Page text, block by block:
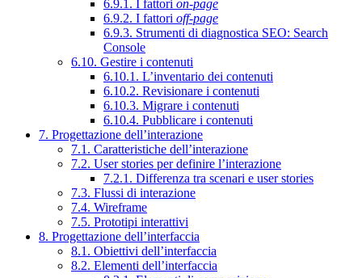
6.9.1. I fattori on-page
6.9.2. I fattori off-page
6.9.3. Strumenti di diagnostica SEO: Search
Console
6.10. Gestire i contenuti
6.10.1. L’inventario dei contenuti
6.10.2. Revisionare i contenuti
6.10.3. Migrare i contenuti
6.10.4. Pubblicare i contenuti
7. Progettazione dell’interazione
7.1. Caratteristiche dell’interazione
7.2. User stories per definire l’interazione
7.2.1. Differenza tra scenari e user stories
7.3. Flussi di interazione
7.4. Wireframe
7.5. Prototipi interattivi
8. Progettazione dell’interfaccia
8.1. Obiettivi dell’interfaccia
8.2. Elementi dell’interfaccia